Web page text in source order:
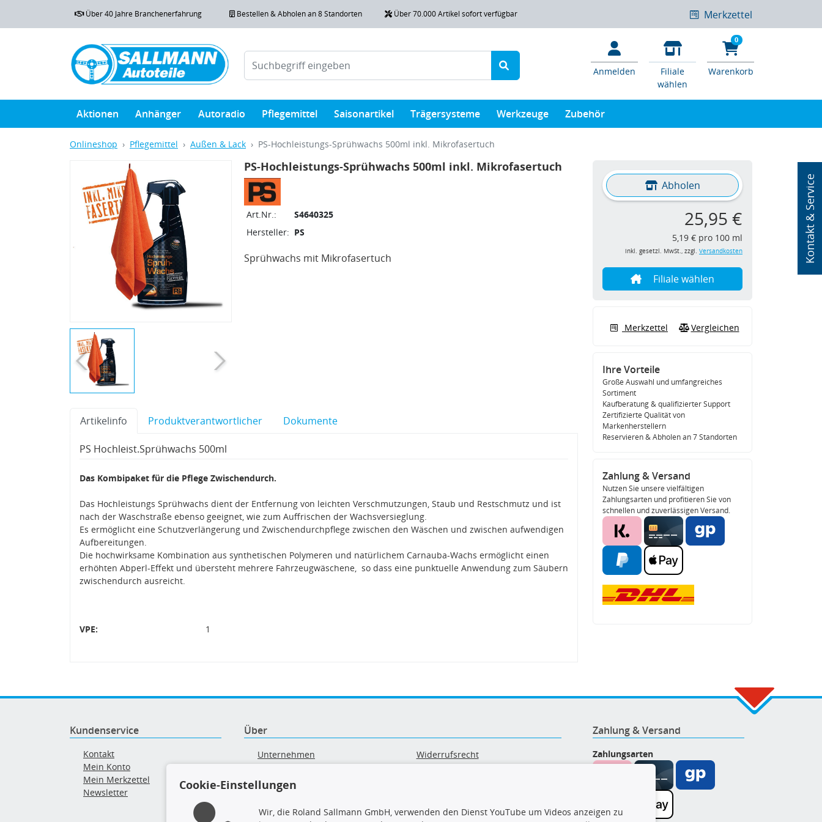
Kontakt & Service
Über 40 Jahre Branchenerfahrung Bestellen & Abholen an 8 Standorten Über 70.000 Artikel sofort verfügbar Merkzettel
Anmelden
Filiale
wählen
0
Warenkorb
Aktionen Anhänger Autoradio Pflegemittel Saisonartikel Trägersysteme Werkzeuge Zubehör
Onlineshop Pflegemittel Außen & Lack PS-Hochleistungs-Sprühwachs 500ml inkl. Mikrofasertuch
PS-Hochleistungs-Sprühwachs 500ml inkl. Mikrofasertuch
Art.Nr.:
S4640325
Hersteller: PS
Sprühwachs mit Mikrofasertuch
Artikelinfo Produktverantwortlicher Dokumente
PS Hochleist.Sprühwachs 500ml
Das Kombipaket für die Pflege Zwischendurch.
Das Hochleistungs Sprühwachs dient der Entfernung von leichten Verschmutzungen, Staub und Restschmutz und ist
nach der Waschstraße ebenso geeignet, wie zum Auffrischen der Wachsversieglung.
Es ermöglicht eine Schutzverlängerung und Zwischendurchpflege zwischen den Wäschen und zwischen aufwendigen
Aufbereitungen.
Die hochwirksame Kombination aus synthetischen Polymeren und natürlichem Carnauba-Wachs ermöglicht einen
erhöhten Abperl-Effekt und übersteht mehrere Fahrzeugwäschene, so dass eine punktuelle Anwendung zum Säubern
zwischendurch ausreicht.
VPE: 1
Abholen
25,95 €
5,19 € pro 100 ml
inkl. gesetzl. MwSt., zzgl. Versandkosten
Filiale wählen
Merkzettel Vergleichen
Ihre Vorteile
Große Auswahl und umfangreiches
Sortiment
Kaufberatung & qualifizierter Support
Zertifizierte Qualität von
Markenherstellern
Reservieren & Abholen an 7 Standorten
Zahlung & Versand
Nutzen Sie unsere vielfältigen
Zahlungsarten und profitieren Sie von
schnellen und zuverlässigen Versand.
Kundenservice
Kontakt
Mein Konto
Mein Merkzettel
Newsletter
Über
Unternehmen
Versand & Zahlung
Widerrufsrecht
Barrierefreiheitserklärung
Zahlung & Versand
Zahlungsarten
Cookie-Einstellungen
Wir, die Roland Sallmann GmbH, verwenden den Dienst YouTube um Videos anzeigen zu